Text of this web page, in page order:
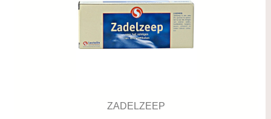
ZADELZEEP